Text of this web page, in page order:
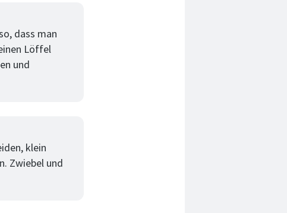
dass man
Löffel
und
klein
Zwiebel und